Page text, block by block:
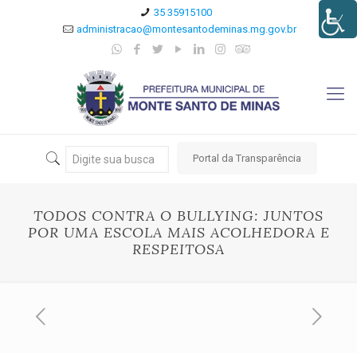
35 35915100
administracao@montesantodeminas.mg.gov.br
Portal da Transparência
TODOS CONTRA O BULLYING: JUNTOS
POR UMA ESCOLA MAIS ACOLHEDORA E
RESPEITOSA